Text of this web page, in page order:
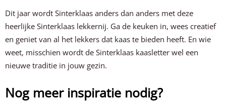
Dit jaar wordt Sinterklaas anders dan anders met deze
heerlijke Sinterklaas lekkernij. Ga de keuken in, wees creatief
en geniet van al het lekkers dat kaas te bieden heeft. En wie
weet, misschien wordt de Sinterklaas kaasletter wel een
nieuwe traditie in jouw gezin.
Nog meer inspiratie nodig?